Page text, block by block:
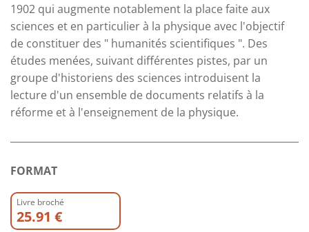
1902 qui augmente notablement la place faite aux
sciences et en particulier à la physique avec l'objectif
de constituer des " humanités scientifiques ". Des
études menées, suivant différentes pistes, par un
groupe d'historiens des sciences introduisent la
lecture d'un ensemble de documents relatifs à la
réforme et à l'enseignement de la physique.
FORMAT
Livre broché
25.91 €